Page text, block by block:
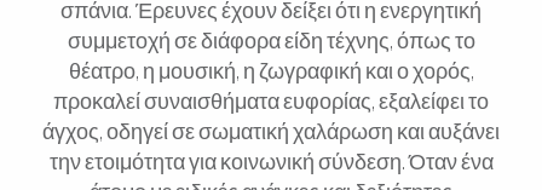
σπάνια. Έρευνες έχουν δείξει ότι η ενεργητική
συμμετοχή σε διάφορα είδη τέχνης, όπως το
θέατρο, η μουσική, η ζωγραφική και ο χορός,
προκαλεί συναισθήματα ευφορίας, εξαλείφει το
άγχος, οδηγεί σε σωματική χαλάρωση και αυξάνει
την ετοιμότητα για κοινωνική σύνδεση. Όταν ένα